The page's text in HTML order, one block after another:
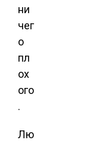
ни
чег
о
пл
ох
ого
.
Лю